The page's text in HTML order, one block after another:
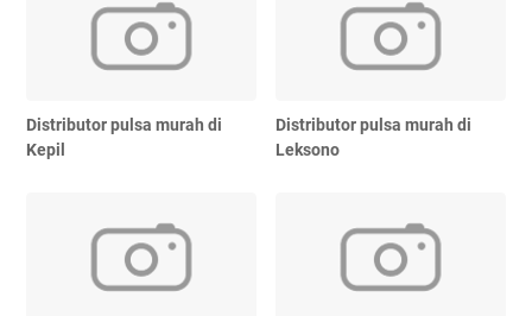
Distributor pulsa murah di
Kepil
Distributor pulsa murah di
Leksono